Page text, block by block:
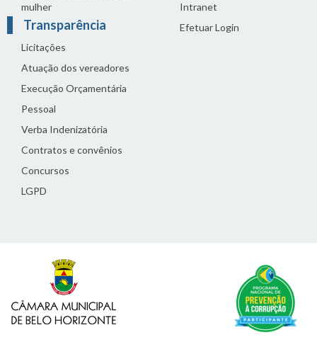
mulher
Transparência
Licitações
Atuação dos vereadores
Execução Orçamentária
Pessoal
Verba Indenizatória
Contratos e convênios
Concursos
LGPD
Intranet
Efetuar Login